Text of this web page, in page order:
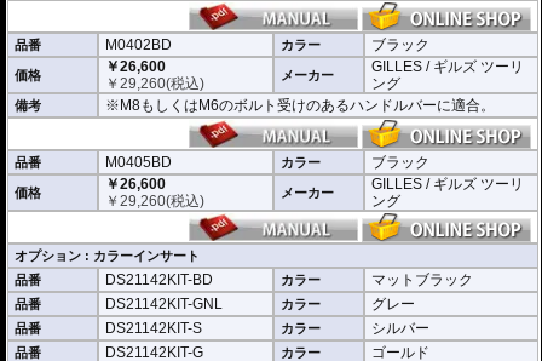
M0401BD 中空で内径が13-18mmのハンドルバーに適合
M0402BD M8もしくはM6のボルト受けのあるハンドルバーに適合
M0405BD M12のボルト受けのあるハンドルバーに適合
別売オプションにカラーインサートをご用意。
車体のイメージに合わせたカスタムが可能となり、ワンポイントアクセントと
してその存在感を高めます。
品番 M0402BD カラー ブラック
価格
￥26,600
￥29,260(税込) メーカー
GILLES / ギルズ ツーリ
ング
備考 ※M8もしくはM6のボルト受けのあるハンドルバーに適合。
品番 M0405BD カラー ブラック
価格
￥26,600
￥29,260(税込) メーカー
GILLES / ギルズ ツーリ
ング
オプション : カラーインサート
品番
DS21142KIT-BD カラー マットブラック
品番 DS21142KIT-GNL カラー グレー
品番 DS21142KIT-S カラー シルバー
品番 DS21142KIT-G カラー ゴールド